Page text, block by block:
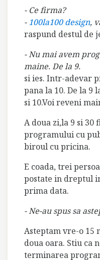
- Ce firma?
-100la100 design,
raspund destul de
- Nu mai avem
maine. De la 9.
si ies. Intr-adevar
pana la 10. De la 9
si 10.Voi reveni
A doua zi,la 9 si
programului cu
biroul cu pricina.
E coada, trei
postate in dreptul
prima data.
- Ne-au spus sa
Asteptam vre-o 15
doua oara. Stiu ca
terminarea